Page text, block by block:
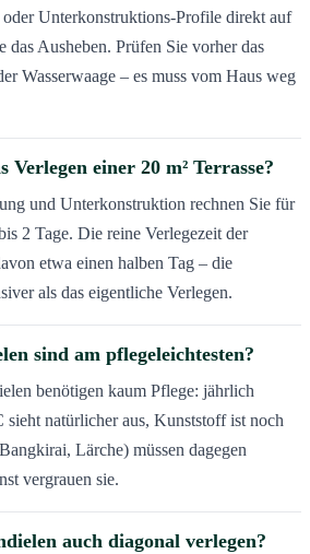
Unterkonstruktions-Profile direkt auf
das Ausheben. Prüfen Sie vorher das
Wasserwaage – es muss vom Haus weg
Verlegen einer 20 m² Terrasse?
und Unterkonstruktion rechnen Sie für
2 Tage. Die reine Verlegezeit der
etwa einen halben Tag – die
als das eigentliche Verlegen.
sind am pflegeleichtesten?
benötigen kaum Pflege: jährlich
sieht natürlicher aus, Kunststoff ist noch
Lärche) müssen dagegen
vergrauen sie.
auch diagonal verlegen?